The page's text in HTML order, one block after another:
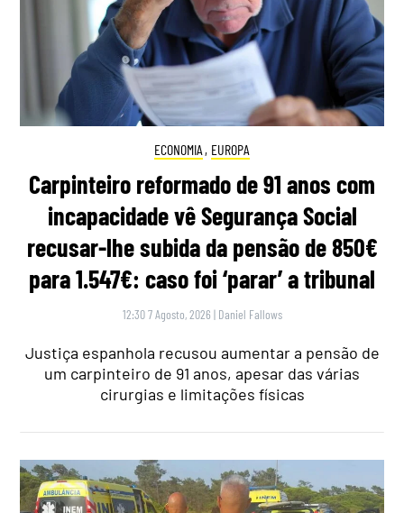
ECONOMIA , EUROPA
Carpinteiro reformado de 91 anos com
incapacidade vê Segurança Social
recusar-lhe subida da pensão de 850€
para 1.547€: caso foi ‘parar’ a tribunal
12:30 7 Agosto, 2026 | Daniel Fallows
Justiça espanhola recusou aumentar a pensão de
um carpinteiro de 91 anos, apesar das várias
cirurgias e limitações físicas